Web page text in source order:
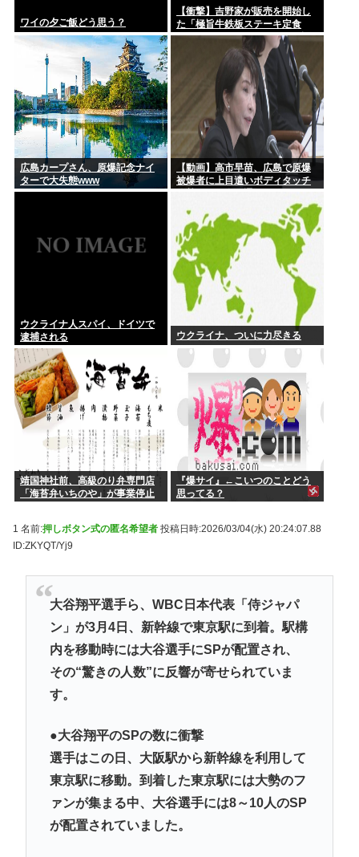
ワイの夕ご飯どう思う？
【衝撃】吉野家が販売を開始し
た「極旨牛鉄板ステーキ定食
(1498円)」がうまそすぎると話
広島カープさん、原爆記念ナイ
ターで大失態www
【動画】高市早苗、広島で原爆
被爆者に上目遣いボディタッチ
ろか「非常に不安」とガチギレ
ウクライナ人スパイ、ドイツで
逮捕される
ウクライナ、ついに力尽きる
靖国神社前、高級のり弁専門店
「海苔弁いちのや」が事業停止
『爆サイ』←こいつのことどう
思ってる？
1 名前:押しボタン式の匿名希望者 投稿日時:2026/03/04(水) 20:24:07.88
ID:ZKYQT/Yj9
大谷翔平選手ら、WBC日本代表「侍ジャパ
ン」が3月4日、新幹線で東京駅に到着。駅構
内を移動時には大谷選手にSPが配置され、
その“驚きの人数”に反響が寄せられていま
す。
●大谷翔平のSPの数に衝撃
選手はこの日、大阪駅から新幹線を利用して
東京駅に移動。到着した東京駅には大勢のフ
ァンが集まる中、大谷選手には8～10人のSP
が配置されていました。